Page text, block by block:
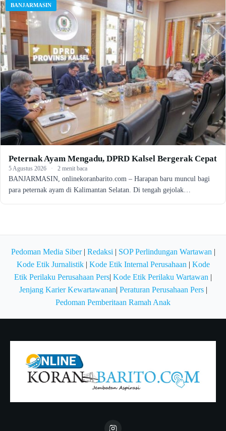
BANJARMASIN
Peternak Ayam Mengadu, DPRD Kalsel Bergerak Cepat
5 Agustus 2026 · 2 menit baca
BANJARMASIN, onlinekoranbarito.com – Harapan baru muncul bagi
para peternak ayam di Kalimantan Selatan. Di tengah gejolak…
Pedoman Media Siber| Redaksi | SOP Perlindungan Wartawan |
Kode Etik Jurnalistik| Kode Etik Internal Perusahaan | Kode
Etik Perilaku Perusahaan Pers| Kode Etik Perilaku Wartawan |
Jenjang Karier Kewartawanan| Peraturan Perusahaan Pers|
Pedoman Pemberitaan Ramah Anak